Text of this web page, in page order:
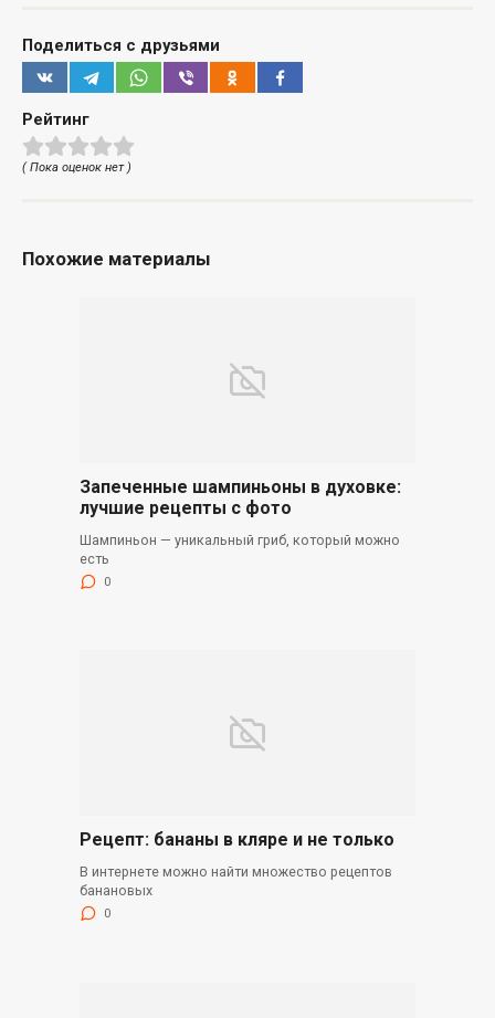
Поделиться с друзьями
Рейтинг
( Пока оценок нет )
Похожие материалы
Запеченные шампиньоны в духовке:
лучшие рецепты с фото
Шампиньон — уникальный гриб, который можно
есть
0
Рецепт: бананы в кляре и не только
В интернете можно найти множество рецептов
банановых
0